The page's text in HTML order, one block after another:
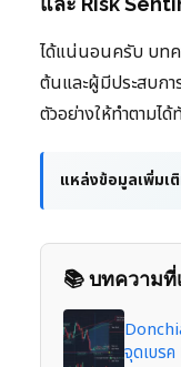
ได้แน่นอนครับ บทค
ต้นและผู้มีประสบ
ตัวอย่างให้ทำตามไ
แหล่งข้อมูลเพิ่มเ
📚 บทความที่
จุดเบร